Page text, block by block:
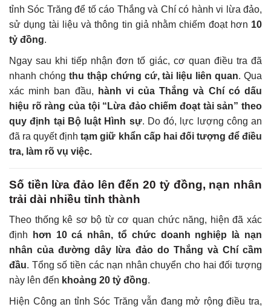
tỉnh Sóc Trăng để tố cáo Thắng và Chí có hành vi lừa đảo,
sử dụng tài liệu và thông tin giả nhằm chiếm đoạt hơn 10
tỷ đồng.
Ngay sau khi tiếp nhận đơn tố giác, cơ quan điều tra đã
nhanh chóng thu thập chứng cứ, tài liệu liên quan. Qua
xác minh ban đầu,
hành vi của Thắng và Chí có dấu
hiệu rõ ràng của tội “Lừa đảo chiếm đoạt tài sản” theo
quy định tại Bộ luật Hình sự. Do đó, lực lượng công an
đã ra quyết địnhtạm giữ khẩn cấp hai đối tượng để điều
tra, làm rõ vụ việc.
Số tiền lừa đảo lên đến 20 tỷ đồng, nạn nhân
trải dài nhiều tỉnh thành
Theo thống kê sơ bộ từ cơ quan chức năng, hiện đã xác
định
hơn 10 cá nhân, tổ chức doanh nghiệp là nạn
nhân của đường dây lừa đảo do Thắng và Chí cầm
đầu. Tổng số tiền các nạn nhân chuyển cho hai đối tượng
này lên đến khoảng 20 tỷ đồng.
Hiện Công an tỉnh Sóc Trăng vẫn đang mở rộng điều tra,